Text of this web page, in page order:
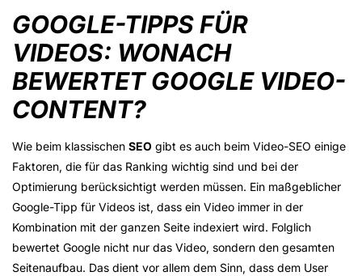
GOOGLE-TIPPS FÜR
VIDEOS: WONACH
BEWERTET GOOGLE VIDEO-
CONTENT?
Wie beim klassischen SEO gibt es auch beim Video-SEO einige
Faktoren, die für das Ranking wichtig sind und bei der
Optimierung berücksichtigt werden müssen. Ein maßgeblicher
Google-Tipp für Videos ist, dass ein Video immer in der
Kombination mit der ganzen Seite indexiert wird. Folglich
bewertet Google nicht nur das Video, sondern den gesamten
Seitenaufbau. Das dient vor allem dem Sinn, dass dem User